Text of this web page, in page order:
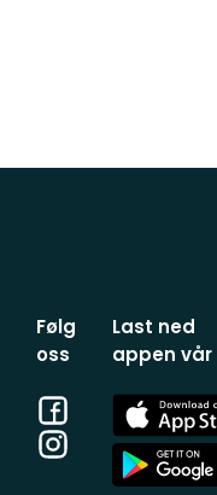
Følg
oss
Facebook
Instagram
Last ned
appen vår
App
Store
App
Store